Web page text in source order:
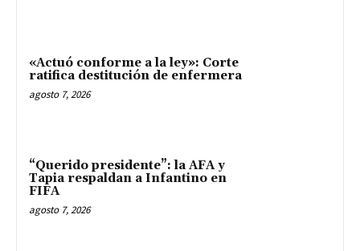
«Actuó conforme a la ley»: Corte
ratifica destitución de enfermera
agosto 7, 2026
“Querido presidente”: la AFA y
Tapia respaldan a Infantino en
FIFA
agosto 7, 2026